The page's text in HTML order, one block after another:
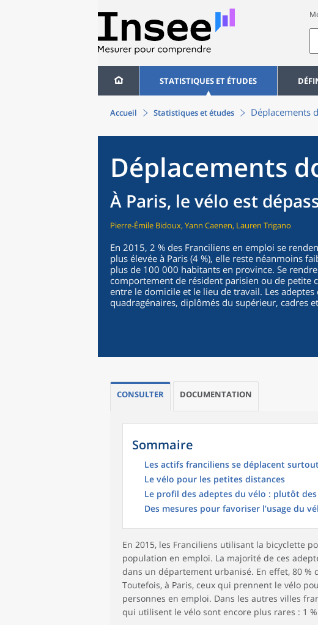
STATISTIQUES ET ÉTUDES
Accueil Statistiques et études Déplacements
Déplacements
À Paris, le vélo est
Pierre-Émile Bidoux, Yann Caenen, Lauren Trigano
En 2015, 2 % des Franciliens en emploi se
plus élevée à Paris (4 %), elle reste néanmoins
plus de 100 000 habitants en province. Se
comportement de résident parisien ou de petite
entre le domicile et le lieu de travail. Les
quadragénaires, diplômés du supérieur, cadres
CONSULTER DOCUMENTATION
Sommaire
Les actifs franciliens se déplacent
Le vélo pour les petites distances
Le profil des adeptes du vélo : plutôt
Des mesures pour favoriser l’usage du
En 2015, les Franciliens utilisant la bicyclette
population en emploi. La majorité de ces
dans un département urbanisé. En effet, 80 %
Toutefois, à Paris, ceux qui prennent le vélo
personnes en emploi. Dans les autres villes
qui utilisent le vélo sont encore plus rares : 1